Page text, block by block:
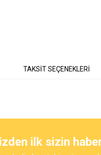
TAKSİT SEÇENEKLERİ
ilk sizin